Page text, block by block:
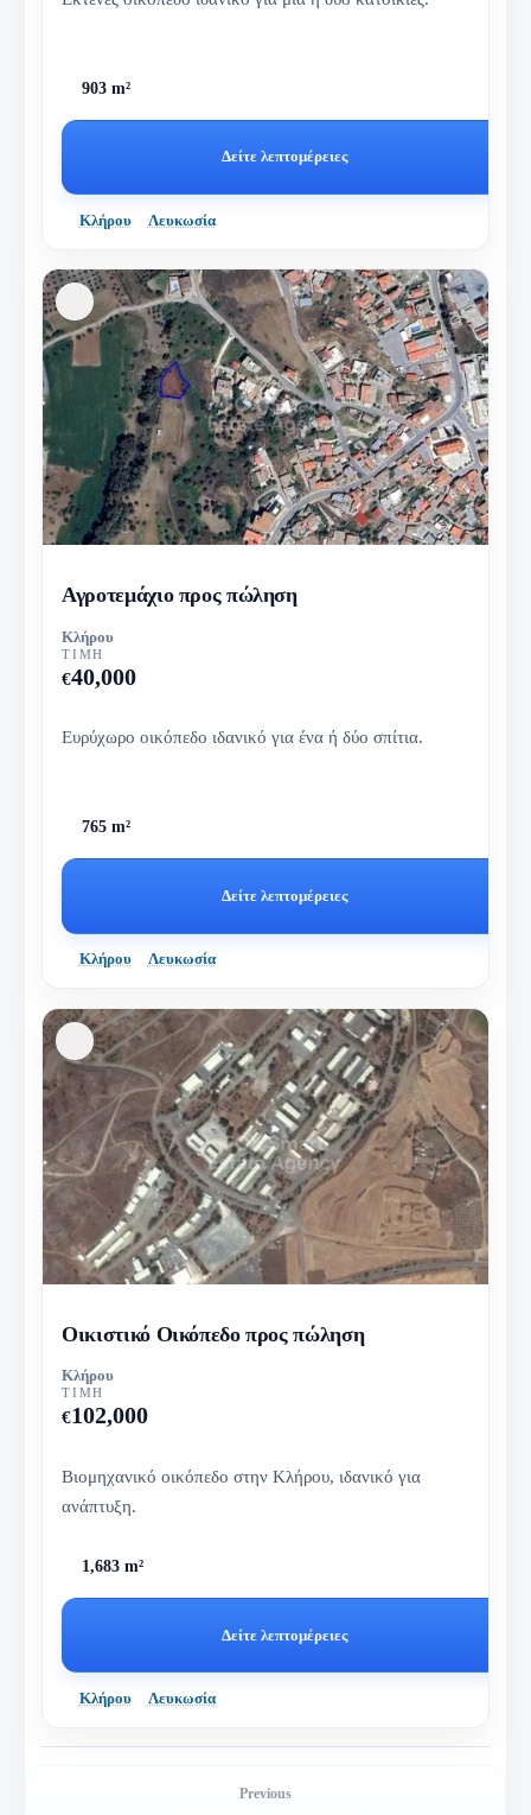
903 m²
Δείτε λεπτομέρειες
Κλήρου Λευκωσία
Αγροτεμάχιο προς πώληση
Κλήρου
ΤΙΜΉ
€40,000
Ευρύχωρο οικόπεδο ιδανικό για ένα ή δύο σπίτια.
765 m²
Δείτε λεπτομέρειες
Κλήρου Λευκωσία
Οικιστικό Οικόπεδο προς πώληση
Κλήρου
ΤΙΜΉ
€102,000
Βιομηχανικό οικόπεδο στην Κλήρου, ιδανικό για
ανάπτυξη.
1,683 m²
Δείτε λεπτομέρειες
Κλήρου Λευκωσία
Previous